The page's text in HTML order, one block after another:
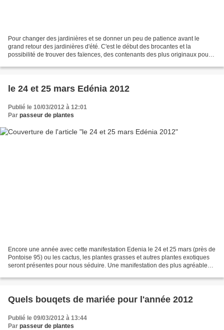
Pour changer des jardinières et se donner un peu de patience avant le
grand retour des jardinières d'été. C'est le début des brocantes et la
possibilité de trouver des faïences, des contenants des plus originaux pour
le 24 et 25 mars Edénia 2012
Publié le 10/03/2012 à 12:01
Par passeur de plantes
Encore une année avec cette manifestation Edenia le 24 et 25 mars (près de
Pontoise 95) ou les cactus, les plantes grasses et autres plantes exotiques
seront présentes pour nous séduire. Une manifestation des plus agréable
Quels bouqets de mariée pour l'année 2012
Publié le 09/03/2012 à 13:44
Par passeur de plantes